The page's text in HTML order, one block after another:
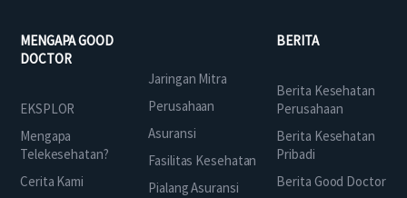
MENGAPA GOOD
DOCTOR
EKSPLOR
Mengapa
Telekesehatan?
Cerita Kami
Jaringan Mitra
Perusahaan
Asuransi
Fasilitas Kesehatan
Pialang Asuransi
BERITA
Berita Kesehatan
Perusahaan
Berita Kesehatan
Pribadi
Berita Good Doctor